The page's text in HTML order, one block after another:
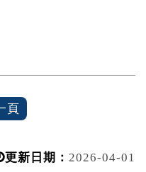
頁
更新日期： 2026-04-01